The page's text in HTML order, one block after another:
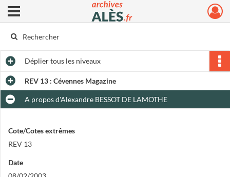
Archives municipales d'Alès
Ouvrir le menu déroulant
Dépliertous les niveaux
REV 13 : Cévennes Magazine
A propos d'Alexandre BESSOT DE LAMOTHE
Cote/Cotes extrêmes
REV 13
Date